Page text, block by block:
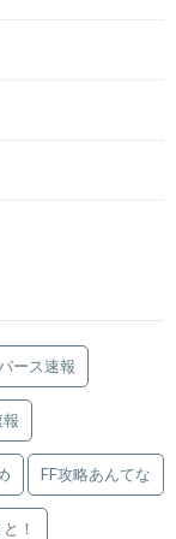
ース速報
FF攻略あんてな
！